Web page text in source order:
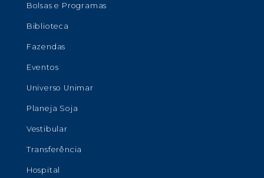
Bolsas e Programas
Biblioteca
Fazendas
Eventos
Universo Unimar
Planeja Soja
Vestibular
Transferência
Hospital